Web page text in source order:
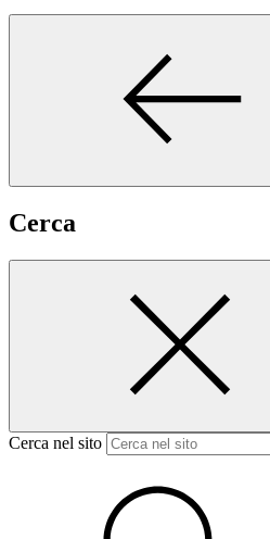
Cerca
Cerca nel sito